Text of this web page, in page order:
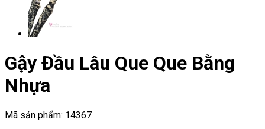
Gậy Đầu Lâu Que Que Bằng
Nhựa
Mã sản phẩm: 14367